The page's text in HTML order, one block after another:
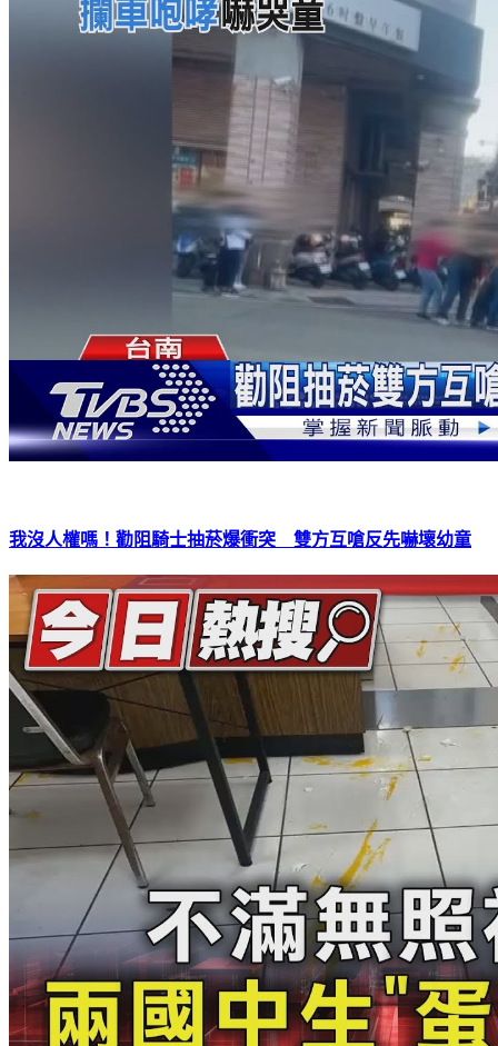
我沒人權嗎！勸阻騎士抽菸爆衝突 雙方互嗆反先嚇壞幼童